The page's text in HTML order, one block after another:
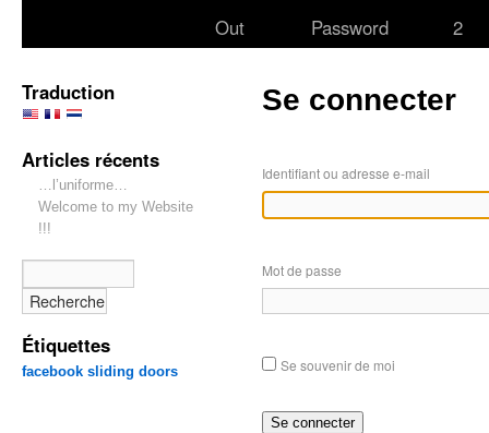
Out
Password
2
Traduction
Articles récents
…l’uniforme…
Welcome to my Website
!!!
Étiquettes
facebook sliding doors
Se connecter
Identifiant ou adresse e-mail
Mot de passe
Se souvenir de moi
Se connecter